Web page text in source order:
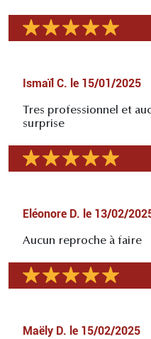
Ismaïl C. le 15/01/2025
Tres professionnel et
surprise
Eléonore D. le 13/02/
Aucun reproche à faire
Maëly D. le 15/02/2025